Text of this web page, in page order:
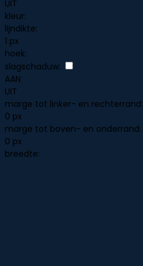
UIT
kleur:
lijndikte:
1 px
hoek:
slagschaduw:
AAN
UIT
marge tot linker- en rechterrand:
0 px
marge tot boven- en onderrand:
0 px
breedte: